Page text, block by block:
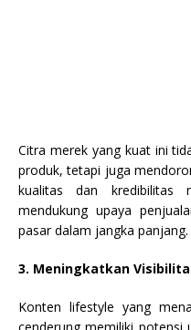
Citra merek yang kuat ini
produk, tetapi juga
kualitas dan
mendukung upaya
pasar dalam jangka panjang.
3. Meningkatkan
Konten lifestyle yang